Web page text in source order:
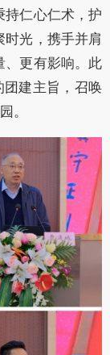
持仁心仁术，护
光，携手并肩
、更有影响。此
团建主旨，召唤
。